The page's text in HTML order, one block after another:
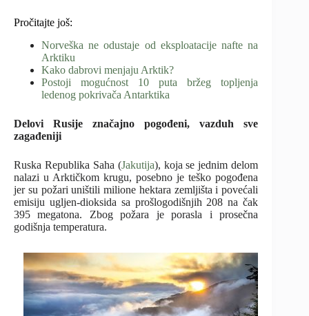
Pročitajte još:
Norveška ne odustaje od eksploatacije nafte na
Arktiku
Kako dabrovi menjaju Arktik?
Postoji mogućnost 10 puta bržeg topljenja
ledenog pokrivača Antarktika
Delovi Rusije značajno pogođeni, vazduh sve
zagađeniji
Ruska Republika Saha (Jakutija), koja se jednim delom
nalazi u Arktičkom krugu, posebno je teško pogođena
jer su požari uništili milione hektara zemljišta i povećali
emisiju ugljen-dioksida sa prošlogodišnjih 208 na čak
395 megatona. Zbog požara je porasla i prosečna
godišnja temperatura.